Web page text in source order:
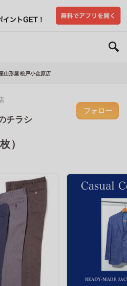
山形屋 松戸小金原店
チラシ
フォロー
）